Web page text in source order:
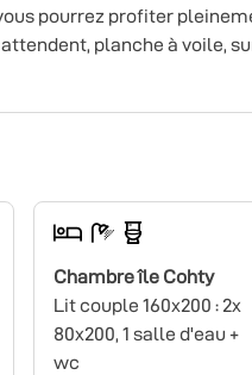
pourrez profiter
planche à voile,
Chambre île Cohty
Lit couple 160x200 : 2x
80x200, 1 salle d'eau +
wc